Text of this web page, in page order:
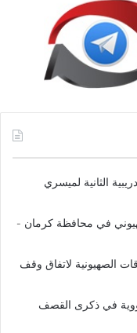
الثانية لميسري
الصهيونية لاتفاق وقف
في ذكرى القصف